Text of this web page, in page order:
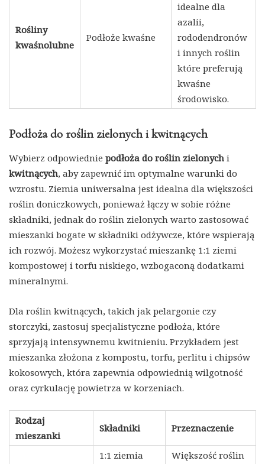
Rośliny
kwaśnolubne
Podłoże kwaśne
idealne dla
azalii,
rododendronów
i innych roślin
które preferują
kwaśne
środowisko.
Podłoża do roślin zielonych i kwitnących
Wybierz odpowiednie podłoża do roślin zielonych i
kwitnących, aby zapewnić im optymalne warunki do
wzrostu. Ziemia uniwersalna jest idealna dla większości
roślin doniczkowych, ponieważ łączy w sobie różne
składniki, jednak do roślin zielonych warto zastosować
mieszanki bogate w składniki odżywcze, które wspierają
ich rozwój. Możesz wykorzystać mieszankę 1:1 ziemi
kompostowej i torfu niskiego, wzbogaconą dodatkami
mineralnymi.
Dla roślin kwitnących, takich jak pelargonie czy
storczyki, zastosuj specjalistyczne podłoża, które
sprzyjają intensywnemu kwitnieniu. Przykładem jest
mieszanka złożona z kompostu, torfu, perlitu i chipsów
kokosowych, która zapewnia odpowiednią wilgotność
oraz cyrkulację powietrza w korzeniach.
Rodzaj
mieszanki
Składniki Przeznaczenie
1:1 ziemia
Większość roślin